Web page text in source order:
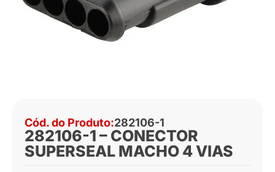
Cód. do Produto:282106-1
282106-1 – CONECTOR
SUPERSEAL MACHO 4 VIAS